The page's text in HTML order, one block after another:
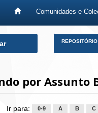
Comunidades e
por Assunto
Ir para: 0-9 A B C